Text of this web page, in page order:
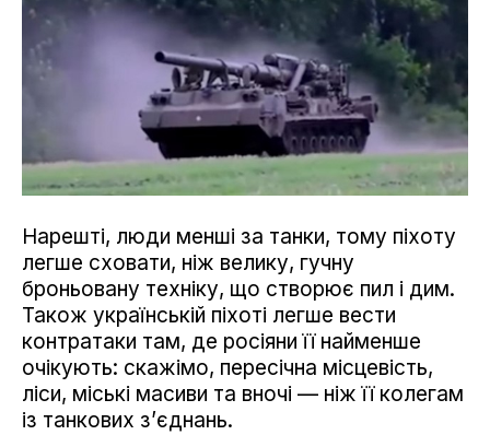
Нарешті, люди менші за танки, тому піхоту
легше сховати, ніж велику, гучну
броньовану техніку, що створює пил і дим.
Також українській піхоті легше вести
контратаки там, де росіяни її найменше
очікують: скажімо, пересічна місцевість,
ліси, міські масиви та вночі — ніж її колегам
із танкових з’єднань.